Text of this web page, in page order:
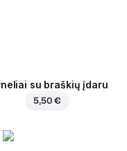
su braškių įdaru
5,50 €